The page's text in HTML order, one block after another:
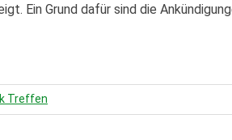
Ein Grund dafür sind die
Treffen